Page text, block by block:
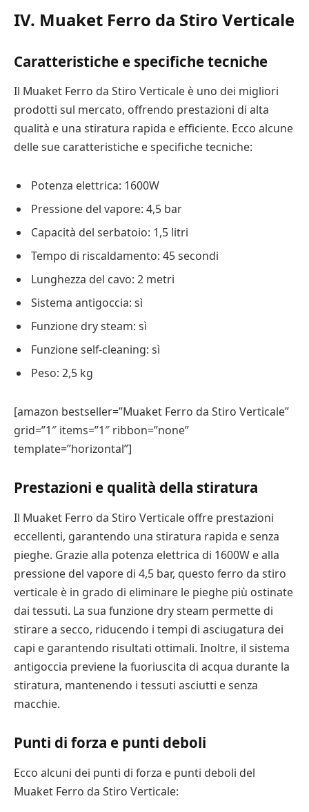
IV. Muaket Ferro da Stiro Verticale
Caratteristiche e specifiche tecniche
Il Muaket Ferro da Stiro Verticale è uno dei migliori
prodotti sul mercato, offrendo prestazioni di alta
qualità e una stiratura rapida e efficiente. Ecco alcune
delle sue caratteristiche e specifiche tecniche:
Potenza elettrica: 1600W
Pressione del vapore: 4,5 bar
Capacità del serbatoio: 1,5 litri
Tempo di riscaldamento: 45 secondi
Lunghezza del cavo: 2 metri
Sistema antigoccia: sì
Funzione dry steam: sì
Funzione self-cleaning: sì
Peso: 2,5 kg
[amazon bestseller=”Muaket Ferro da Stiro Verticale”
grid=”1″ items=”1″ ribbon=”none”
template=”horizontal”]
Prestazioni e qualità della stiratura
Il Muaket Ferro da Stiro Verticale offre prestazioni
eccellenti, garantendo una stiratura rapida e senza
pieghe. Grazie alla potenza elettrica di 1600W e alla
pressione del vapore di 4,5 bar, questo ferro da stiro
verticale è in grado di eliminare le pieghe più ostinate
dai tessuti. La sua funzione dry steam permette di
stirare a secco, riducendo i tempi di asciugatura dei
capi e garantendo risultati ottimali. Inoltre, il sistema
antigoccia previene la fuoriuscita di acqua durante la
stiratura, mantenendo i tessuti asciutti e senza
macchie.
Punti di forza e punti deboli
Ecco alcuni dei punti di forza e punti deboli del
Muaket Ferro da Stiro Verticale: